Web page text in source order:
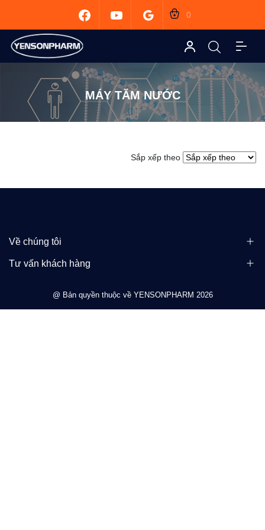
0
MÁY TĂM NƯỚC
Sắp xếp theo
Về chúng tôi
Tư vấn khách hàng
@ Bản quyền thuộc về YENSONPHARM 2026